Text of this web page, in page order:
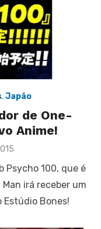
,Japão
de One-
Anime!
Psycho 100, que é
irá receber um
Estúdio Bones!